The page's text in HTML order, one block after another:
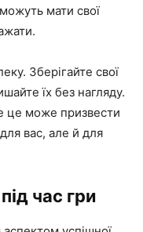
мати свої
Зберігайте свої
їх без нагляду.
це може призвести
вас, але й для
час гри